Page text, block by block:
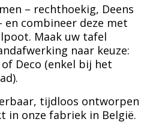
– rechthoekig, Deens
en combineer deze met
Maak uw tafel
naar keuze:
Deco (enkel bij het
tijdloos ontworpen
in onze fabriek in België.